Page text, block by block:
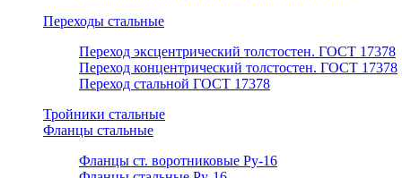
Переходы стальные
Переход эксцентрический толстостен. ГОСТ 17378
Переход концентрический толстостен. ГОСТ 17378
Переход стальной ГОСТ 17378
Тройники стальные
Фланцы стальные
Фланцы ст. воротниковые Ру-16